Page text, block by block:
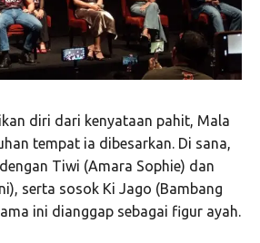
diri dari kenyataan pahit, Mala
tempat ia dibesarkan. Di sana,
Tiwi (Amara Sophie) dan
serta sosok Ki Jago (Bambang
ini dianggap sebagai figur ayah.